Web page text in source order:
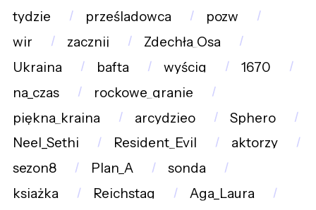
tydzie
prześladowca
pozw
wir
zacznij
Zdechła_Osa
Ukraina
bafta wyścig
1670
na_czas
rockowe_granie
piękna_kraina
arcydzieo
Sphero
Neel_Sethi
Resident_Evil
aktorzy
sezon8
Plan_A
sonda
ksiażka
Reichstag
Aga_Laura